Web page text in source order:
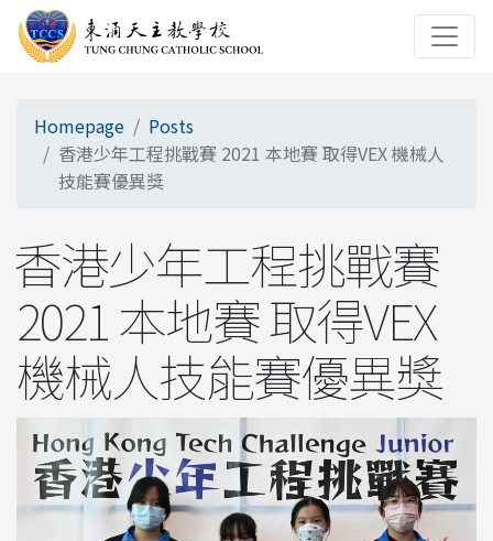
Homepage
Posts
香港少年工程挑戰賽 2021 本地賽 取得VEX 機械人
技能賽優異獎
香港少年工程挑戰賽
2021 本地賽 取得VEX
機械人技能賽優異獎